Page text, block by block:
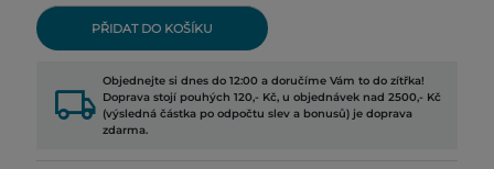
PŘIDAT DO KOŠÍKU
local_shipping Objednejte si dnes do 12:00 a doručíme Vám to do zítřka!
Doprava stojí pouhých 120,- Kč, u objednávek nad 2500,- Kč
(výsledná částka po odpočtu slev a bonusů) je doprava
zdarma.